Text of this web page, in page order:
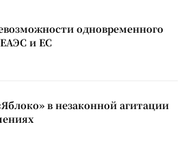
одновременного
и ЕС
в незаконной агитации